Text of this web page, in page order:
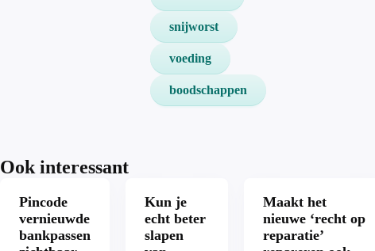
snijworst
voeding
boodschappen
Ook interessant
Pincode
vernieuwde
bankpassen
Kun je
echt beter
slapen
Maakt het
nieuwe ‘recht op
reparatie’